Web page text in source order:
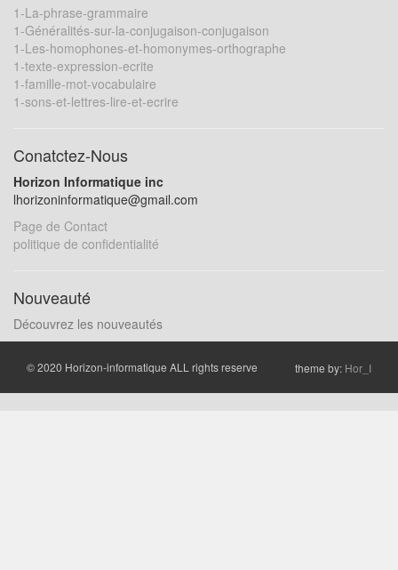
1-La-phrase-grammaire
1-Généralités-sur-la-conjugaison-conjugaison
1-Les-homophones-et-homonymes-orthographe
1-texte-expression-ecrite
1-famille-mot-vocabulaire
1-sons-et-lettres-lire-et-ecrire
Conatctez-Nous
Horizon Informatique inc
lhorizoninformatique@gmail.com
Page de Contact
politique de confidentialité
Nouveauté
Découvrez les nouveautés
© 2020 Horizon-informatique ALL rights reserve theme by: Hor_I